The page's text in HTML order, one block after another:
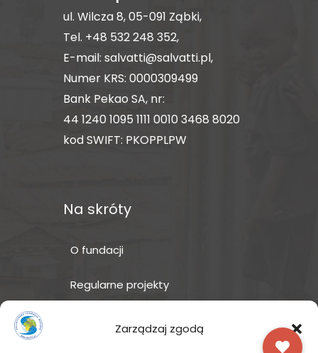
Zarządzaj zgodą
ul. Wilcza 8, 05-091 Ząbki,
Tel. +48 532 248 352,
E-mail: salvatti@salvatti.pl,
Numer KRS: 0000309499
Bank Pekao SA, nr:
44 1240 1095 1111 0010 3468 8020
kod SWIFT: PKOPPLPW
Na skróty
O fundacji
Regularne projekty